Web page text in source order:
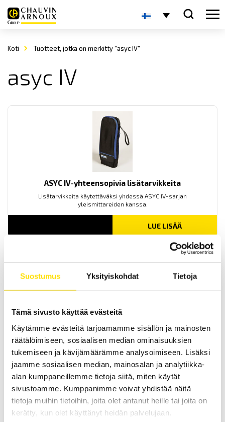
Suostumus Yksityiskohdat Tietoja
Tämä sivusto käyttää evästeitä
Käytämme evästeitä tarjoamamme sisällön ja mainosten
räätälöimiseen, sosiaalisen median ominaisuuksien
tukemiseen ja kävijämäärämme analysoimiseen. Lisäksi
jaamme sosiaalisen median, mainosalan ja analytiikka-
alan kumppaneillemme tietoja siitä, miten käytät
sivustoamme. Kumppanimme voivat yhdistää näitä
tietoja muihin tietoihin, joita olet antanut heille tai joita on
kerätty, kun olet käyttänyt heidän palvelujaan.
Koti Tuotteet, jotka on merkitty "asyc IV"
asyc IV
ASYC IV-yhteensopivia lisätarvikkeita
Lisätarvikkeita käytettäväksi yhdessä ASYC IV-sarjan
yleismittareiden kanssa.
LUE LISÄÄ
MTX ASYC IV yleismittarit graafisella värinäytöllä
MTX ASYC IV on korkean tarkkuuden omaava, AC+DC TRMS mittaava
yleismittarisarja graafisella värinäytöllä.
LUE LISÄÄ